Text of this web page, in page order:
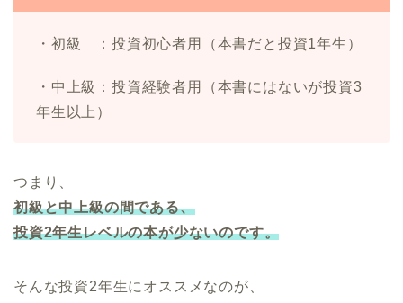
・初級 ：投資初心者用（本書だと投資1年生）
・中上級：投資経験者用（本書にはないが投資3
年生以上）
つまり、
初級と中上級の間である、
投資2年生レベルの本が少ないのです。
そんな投資2年生にオススメなのが、